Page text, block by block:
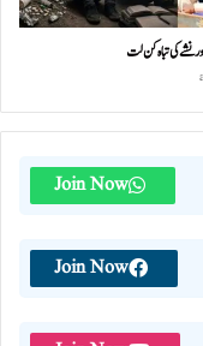
نشے کی تباہ کن لت
Join Now
Join Now